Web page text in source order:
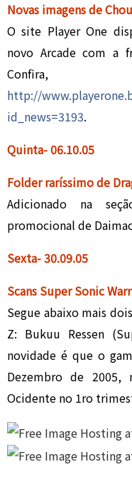
Novas imagens de
O site Player One
novo Arcade com a
http://
id_news=3193.
Quinta- 06.10.05
Folder raríssimo de
Adicionado na
promocional de
Sexta- 30.09.05
Scans Super Sonic
Segue abaixo mais
Z: Bukuu Ressen
novidade é que o
Dezembro de
Ocidente no 1ro